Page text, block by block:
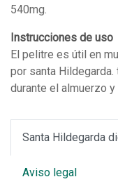
540mg.
Instrucciones de uso
El pelitre es útil en
por santa
durante el almuerzo y
Santa Hildegarda
Aviso legal